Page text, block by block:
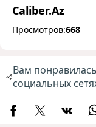
Caliber.Az
Просмотров:668
Вам
социальных